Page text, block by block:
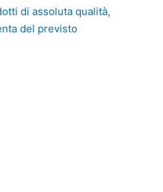
di assoluta qualità,
del previsto